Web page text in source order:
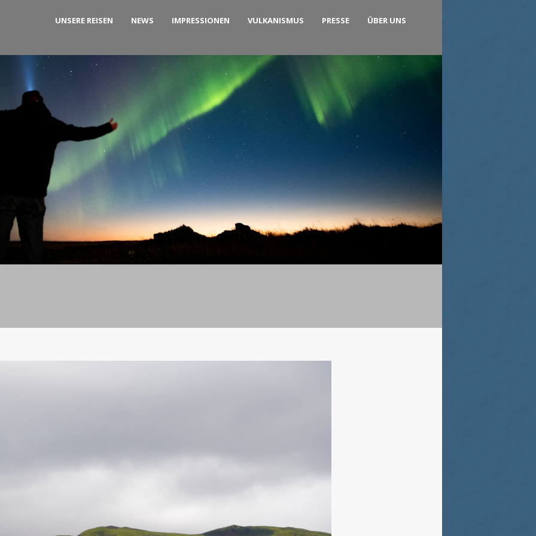
UNSERE REISEN NEWS IMPRESSIONEN VULKANISMUS PRESSE ÜBER UNS